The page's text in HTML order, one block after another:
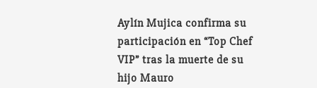
Aylín Mujica confirma su
participación en “Top Chef
VIP” tras la muerte de su
hijo Mauro